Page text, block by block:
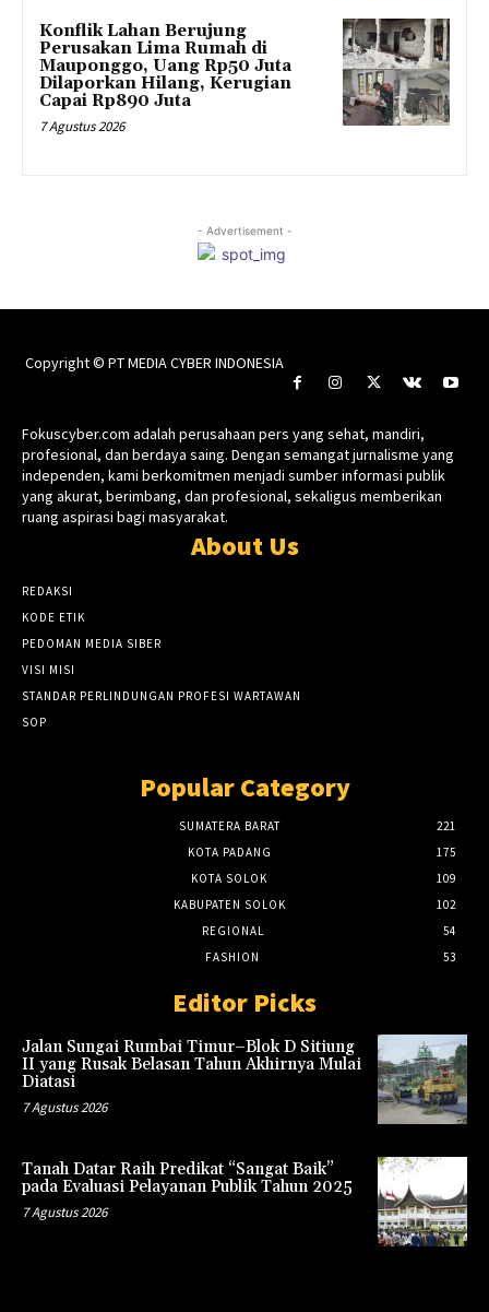
Konflik Lahan Berujung
Perusakan Lima Rumah di
Mauponggo, Uang Rp50 Juta
Dilaporkan Hilang, Kerugian
Capai Rp890 Juta
7 Agustus 2026
- Advertisement -
Copyright © PT MEDIA CYBER INDONESIA
Fokuscyber.com adalah perusahaan pers yang sehat, mandiri,
profesional, dan berdaya saing. Dengan semangat jurnalisme yang
independen, kami berkomitmen menjadi sumber informasi publik
yang akurat, berimbang, dan profesional, sekaligus memberikan
ruang aspirasi bagi masyarakat.
About Us
REDAKSI
KODE ETIK
PEDOMAN MEDIA SIBER
VISI MISI
STANDAR PERLINDUNGAN PROFESI WARTAWAN
SOP
Popular Category
SUMATERA BARAT
221
KOTA PADANG
175
KOTA SOLOK
109
KABUPATEN SOLOK
102
REGIONAL
54
FASHION
53
Editor Picks
Jalan Sungai Rumbai Timur–Blok D Sitiung
II yang Rusak Belasan Tahun Akhirnya Mulai
Diatasi
7 Agustus 2026
Tanah Datar Raih Predikat “Sangat Baik”
pada Evaluasi Pelayanan Publik Tahun 2025
7 Agustus 2026